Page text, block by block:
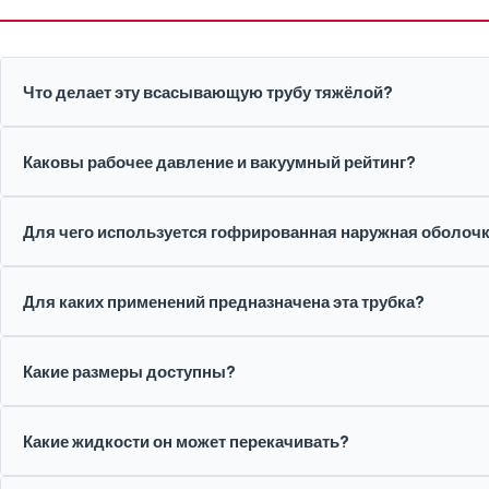
Что делает эту всасывающую трубу тяжёлой?
Каковы рабочее давление и вакуумный рейтинг?
Для чего используется гофрированная наружная
Для каких применений предназначена эта трубка?
Какие размеры доступны?
Какие жидкости он может перекачивать?